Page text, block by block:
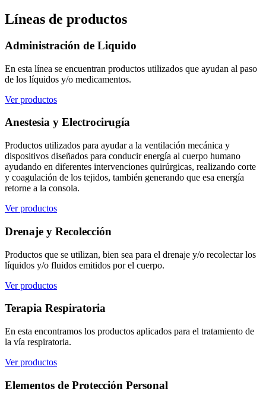
Líneas de productos
Administración de Liquido
En esta línea se encuentran productos utilizados que ayudan al paso
de los líquidos y/o medicamentos.
Ver productos
Anestesia y Electrocirugía
Productos utilizados para ayudar a la ventilación mecánica y
dispositivos diseñados para conducir energía al cuerpo humano
ayudando en diferentes intervenciones quirúrgicas, realizando corte
y coagulación de los tejidos, también generando que esa energía
retorne a la consola.
Ver productos
Drenaje y Recolección
Productos que se utilizan, bien sea para el drenaje y/o recolectar los
líquidos y/o fluidos emitidos por el cuerpo.
Ver productos
Terapia Respiratoria
En esta encontramos los productos aplicados para el tratamiento de
la vía respiratoria.
Ver productos
Elementos de Protección Personal